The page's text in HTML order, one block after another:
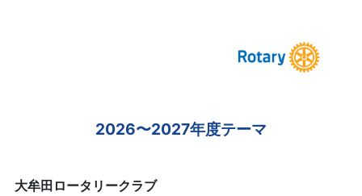
2026〜2027年度テーマ
大牟田ロータリークラブ